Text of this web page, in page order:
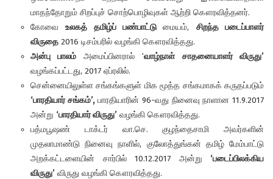
மாதந்தோறும் சிறப்புச் சொற்பொழிவுகள் ஆற்றி கௌரவித்தனர்.
கோவைஉலகத் தமிழ்ப் பண்பாட்டுமையம், சிறந்த படைப்பாளர்
விருதை 2016 டிசம்பரில் வழங்கி கௌரவித்தது.
அன்பு பாலம் அமைப்பினரால் ‘வாழ்நாள் சாதனையாளர் விருது’
வழங்கப்பட்டது, 2017 ஏப்ரலில்.
சென்னையிலுள்ள சங்கங்களுள் மிக மூத்த சங்கமாகக் கருதப்படும்
‘பாரதியார் சங்கம்’,பாரதியாரின் 96-வது நினைவு நாளான 11.9.2017
அன்று ‘பாரதியார் விருது’ வழங்கி கௌரவித்தது.
பத்மபூஷண் டாக்டர் வா.செ. குழந்தைசாமி அவர்களின்
முதலாமாண்டு நினைவு நாளில், குலோத்துங்கன் தமிழ் மேம்பாட்டு
அறக்கட்டளையின் சார்பில் 10.12.2017 அன்று ‘படைப்பிலக்கிய
விருது’ விருது வழங்கி கௌரவித்தது.